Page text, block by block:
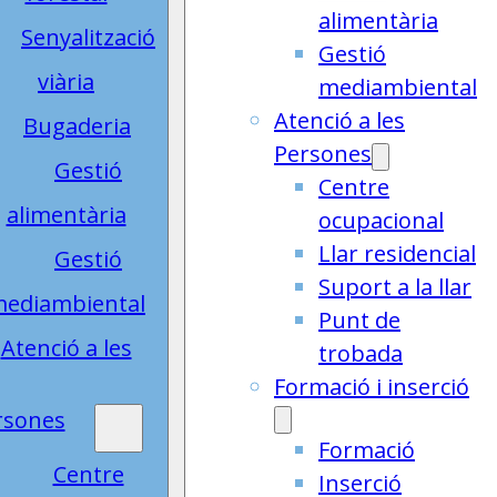
Senyalització
viària
Bugaderia
Gestió
alimentària
Gestió
Atenció a les
Centre
alimentària
Gestió
mediambiental
Atenció a les
Persones
Centre
ocupacional
Llar residencial
Suport a la llar
Punt de
trobada
Formació i inserció
Formació
Inserció